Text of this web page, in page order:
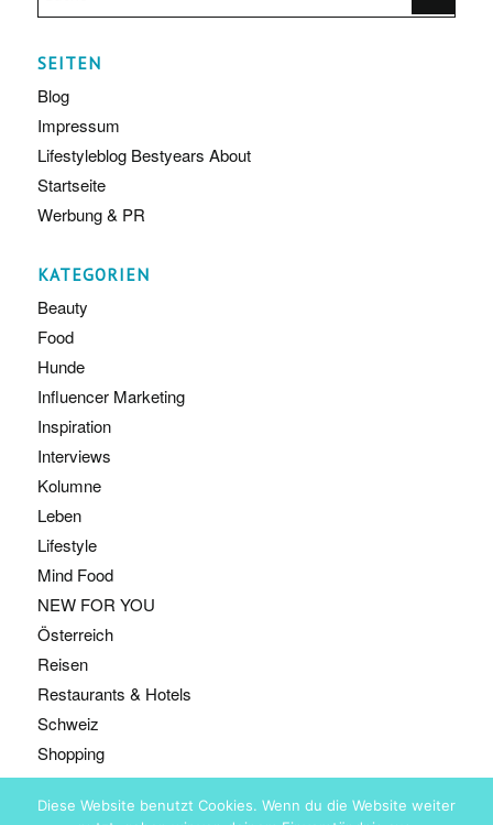
SEITEN
Blog
Impressum
Lifestyleblog Bestyears About
Startseite
Werbung & PR
KATEGORIEN
Beauty
Food
Hunde
Influencer Marketing
Inspiration
Interviews
Kolumne
Leben
Lifestyle
Mind Food
NEW FOR YOU
Österreich
Reisen
Restaurants & Hotels
Schweiz
Shopping
Diese Website benutzt Cookies. Wenn du die Website weiter